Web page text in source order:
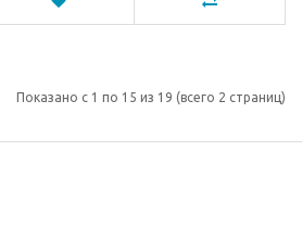
Показано с 1 по 15 из 19 (всего 2 страниц)